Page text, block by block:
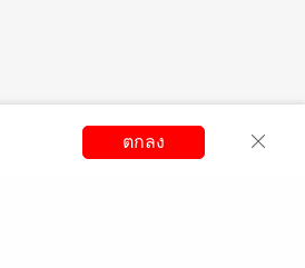
สมัครขายอีบุ๊ก วิธีการใช้งาน
ตกลง